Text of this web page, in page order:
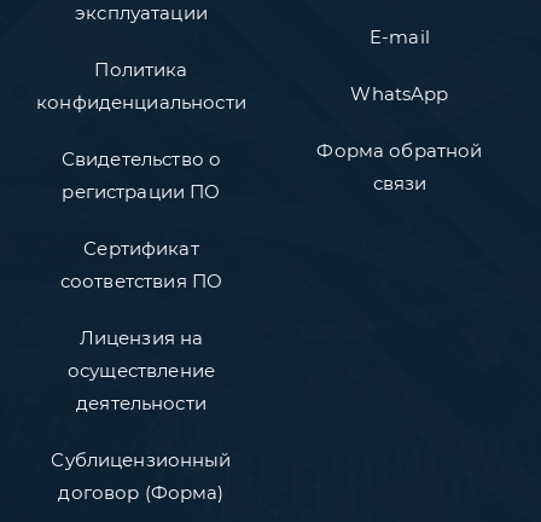
эксплуатации
Политика
конфиденциальности
Свидетельство о
регистрации ПО
Сертификат
соответствия ПО
Лицензия на
осуществление
деятельности
Сублицензионный
договор (Форма)
E-mail
WhatsApp
Форма обратной
связи